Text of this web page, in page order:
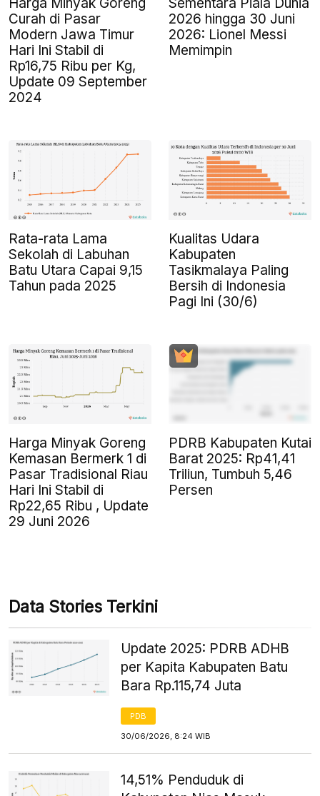
Curah di Pasar
Modern Jawa Timur
Hari Ini Stabil di
Rp16,75 Ribu per Kg,
Update 09 September
2024
Sementara Piala Dunia
2026 hingga 30 Juni
2026: Lionel Messi
Memimpin
Rata-rata Lama
Sekolah di Labuhan
Batu Utara Capai 9,15
Tahun pada 2025
Kualitas Udara
Kabupaten
Tasikmalaya Paling
Bersih di Indonesia
Pagi Ini (30/6)
Harga Minyak Goreng
Kemasan Bermerk 1 di
Pasar Tradisional Riau
Hari Ini Stabil di
Rp22,65 Ribu , Update
29 Juni 2026
PDRB Kabupaten Kutai
Barat 2025: Rp41,41
Triliun, Tumbuh 5,46
Persen
Data Stories Terkini
Update 2025: PDRB ADHB
per Kapita Kabupaten Batu
Bara Rp.115,74 Juta
PDB
30/06/2026, 8:24 WIB
14,51% Penduduk di